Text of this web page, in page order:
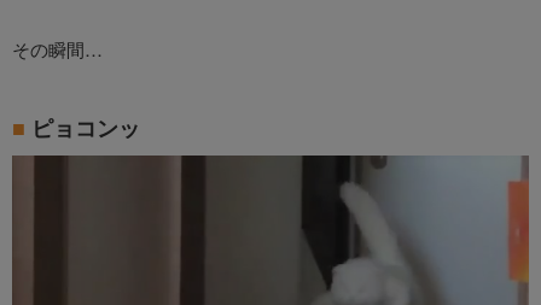
その瞬間…
ピョコンッ